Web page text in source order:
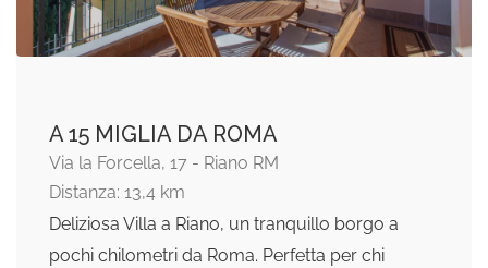
A 15 MIGLIA DA ROMA
Via la Forcella, 17 - Riano RM
Distanza: 13,4 km
Deliziosa Villa a Riano, un tranquillo borgo a
pochi chilometri da Roma. Perfetta per chi